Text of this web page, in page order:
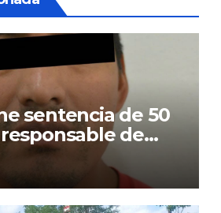
sentencia de 50
de